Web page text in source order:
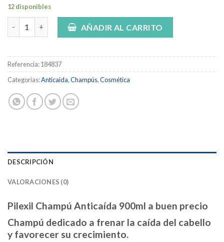
12 disponibles
Pilexil Champú Anticaida 900ml. cantidad
AÑADIR AL CARRITO
Referencia:184837
Categorías:Anticaida,Champús,Cosmética
DESCRIPCIÓN
VALORACIONES (0)
Pilexil Champú Anticaída 900ml a buen precio
Champú dedicado a frenar la caída del cabello
y favorecer su crecimiento.